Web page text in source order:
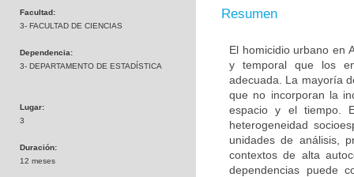
Facultad:
3- FACULTAD DE CIENCIAS
Dependencia:
3- DEPARTAMENTO DE ESTADÍSTICA
Lugar:
3
Duración:
12 meses
Resumen
El homicidio urbano en
y temporal que los
adecuada. La mayoría
que no incorporan la
espacio y el tiempo.
heterogeneidad
unidades de análisis,
contextos de alta
dependencias puede